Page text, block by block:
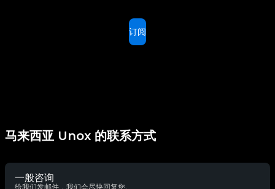
订阅
马来西亚 Unox 的联系方式
一般咨询
给我们发邮件，我们会尽快回复您。